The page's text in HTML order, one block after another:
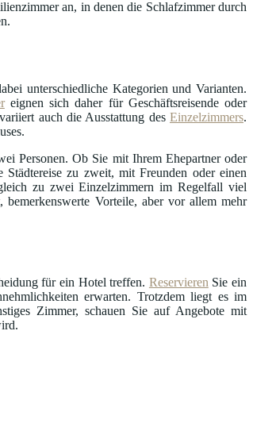
an, in denen die Schlafzimmer durch
unterschiedliche Kategorien und Varianten.
eignen sich daher für Geschäftsreisende oder
auch die Ausstattung des Einzelzimmers.
Personen. Ob Sie mit Ihrem Ehepartner oder
zu zweit, mit Freunden oder einen
zu zwei Einzelzimmern im Regelfall viel
Vorteile, aber vor allem mehr
für ein Hotel treffen. ReservierenSie ein
erwarten. Trotzdem liegt es im
Zimmer, schauen Sie auf Angebote mit